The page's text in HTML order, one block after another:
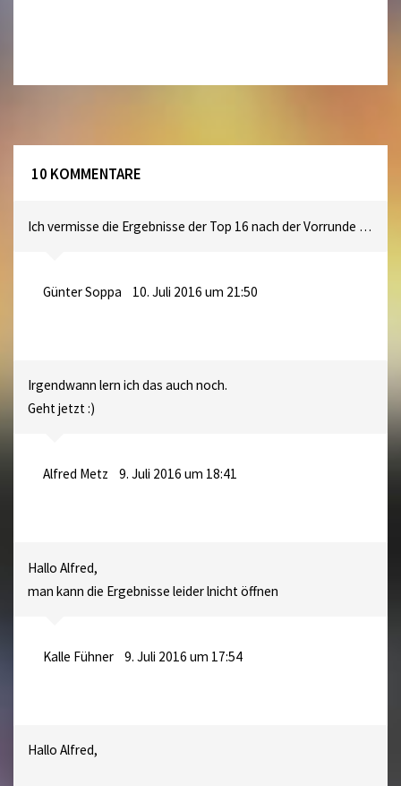
10 KOMMENTARE
Ich vermisse die Ergebnisse der Top 16 nach der Vorrunde …
Günter Soppa 10. Juli 2016 um 21:50
Irgendwann lern ich das auch noch.
Geht jetzt :)
Alfred Metz 9. Juli 2016 um 18:41
Hallo Alfred,
man kann die Ergebnisse leider lnicht öffnen
Kalle Fühner 9. Juli 2016 um 17:54
Hallo Alfred,